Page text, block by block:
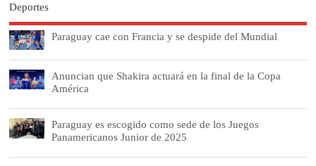
Deportes
Paraguay cae con Francia y se despide del Mundial
Anuncian que Shakira actuará en la final de la Copa
América
Paraguay es escogido como sede de los Juegos
Panamericanos Junior de 2025